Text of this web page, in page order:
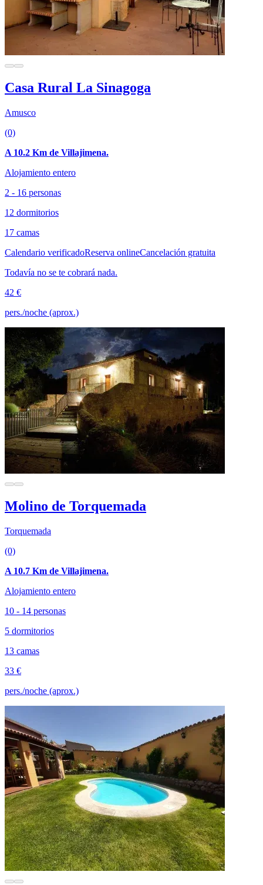
Casa Rural La Sinagoga
Amusco
(0)
A 10.2 Km de Villajimena.
Alojamiento entero
2 - 16 personas
12 dormitorios
17 camas
Calendario verificadoReserva onlineCancelación gratuita
Todavía no se te cobrará nada.
42 €
pers./noche (aprox.)
Molino de Torquemada
Torquemada
(0)
A 10.7 Km de Villajimena.
Alojamiento entero
10 - 14 personas
5 dormitorios
13 camas
33 €
pers./noche (aprox.)